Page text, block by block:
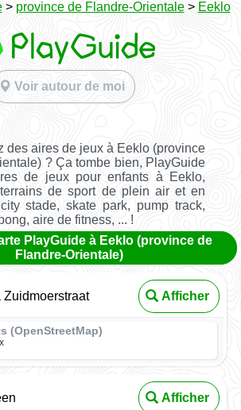
> province de Flandre-Orientale> Eeklo
Voir autour de moi
des aires de jeux à Eeklo (province
? Ça tombe bien, PlayGuide
de jeux pour enfants à Eeklo,
terrains de sport de plein air et en
stade, skate park, pump track,
aire de fitness, ... !
PlayGuide à Eeklo (province de
Flandre-Orientale)
Zuidmoerstraat Afficher
(OpenStreetMap)
Afficher